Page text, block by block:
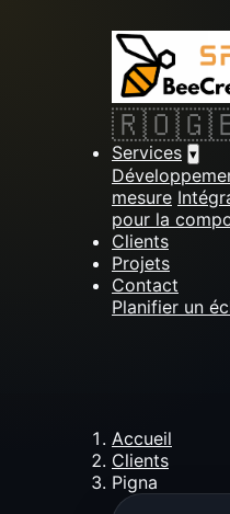
🇷🇴
Services ▾
mesure
pour la
Clients
Projets
Contact
Planifier un
Accueil
Clients
Pigna